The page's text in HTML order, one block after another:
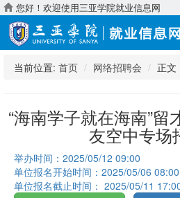
您好！欢迎使用三亚学院就业信息网
当前位置: 首页 网络招聘会 正文
“海南学子就在海南”
友空中专场
举办时间：2025/05/12 09:00
单位报名开始时间：2025/05/06 08:00
单位报名截止时间： 2025/05/11